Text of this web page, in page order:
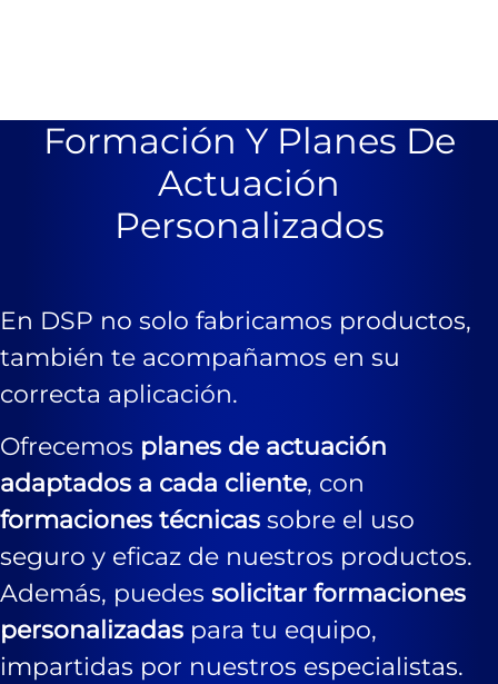
Formación Y Planes De
Actuación
Personalizados
En DSP no solo fabricamos productos,
también te acompañamos en su
correcta aplicación.
Ofrecemos planes de actuación
adaptados a cada cliente, con
formaciones técnicas sobre el uso
seguro y eficaz de nuestros productos.
Además, puedes solicitar formaciones
personalizadas para tu equipo,
impartidas por nuestros especialistas.